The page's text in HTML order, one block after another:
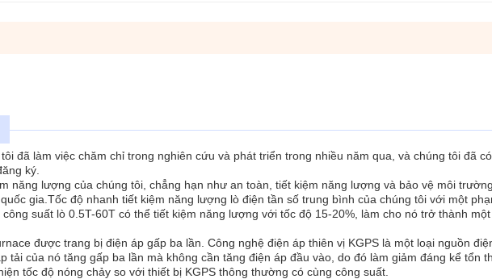
đã làm việc chăm chỉ trong nghiên cứu và phát triển trong nhiều năm qua, và chúng tôi đã
ký.
năng lượng của chúng tôi, chẳng hạn như an toàn, tiết kiệm năng lượng và bảo vệ môi
gia.Tốc độ nhanh tiết kiệm năng lượng lò điện tần số trung bình của chúng tôi với một
suất lò 0.5T-60T có thể tiết kiệm năng lượng với tốc độ 15-20%, làm cho nó trở thành
được trang bị điện áp gấp ba lần. Công nghệ điện áp thiên vị KGPS là một loại nguồn
tải của nó tăng gấp ba lần mà không cần tăng điện áp đầu vào, do đó làm giảm đáng kể tổn
tốc độ nóng chảy so với thiết bị KGPS thông thường có cùng công suất.